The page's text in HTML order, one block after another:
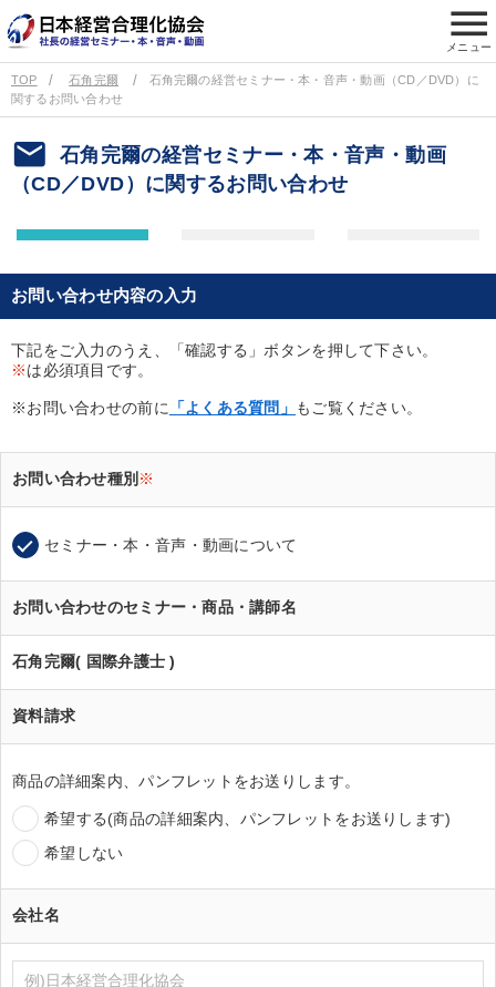
menu
メニュー
TOP 石角完爾
石角完爾の経営セミナー・本・音声・動画（CD／DVD）に
関するお問い合わせ
email
石角完爾の経営セミナー・本・音声・動画
（CD／DVD）に関するお問い合わせ
お問い合わせ内容の入力
下記をご入力のうえ、「確認する」ボタンを押して下さい。
※は必須項目です。
※お問い合わせの前に 「よくある質問」 もご覧ください。
お問い合わせ種別 ※
セミナー・本・音声・動画について
お問い合わせのセミナー・商品・講師名
石角完爾( 国際弁護士 )
資料請求
商品の詳細案内、パンフレットをお送りします。
希望する(商品の詳細案内、パンフレットをお送りします)
希望しない
会社名